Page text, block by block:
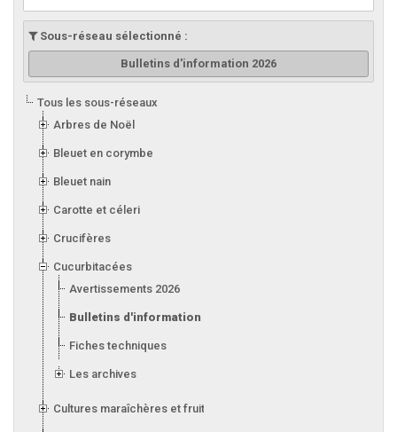
Sous-réseau sélectionné :
Bulletins d'information 2026
Tous les sous-réseaux
Arbres de Noël
Bleuet en corymbe
Bleuet nain
Carotte et céleri
Crucifères
Cucurbitacées
Avertissements 2026
Bulletins d'information 2026
Fiches techniques
Les archives
Cultures maraîchères et fruitières en serre